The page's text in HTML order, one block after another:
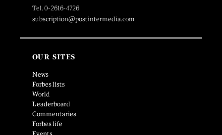
Tel. 0-2616-4726
subscription@postintermedia.com
OUR SITES
News
Forbes lists
World
Leaderboard
Commentaries
Forbes life